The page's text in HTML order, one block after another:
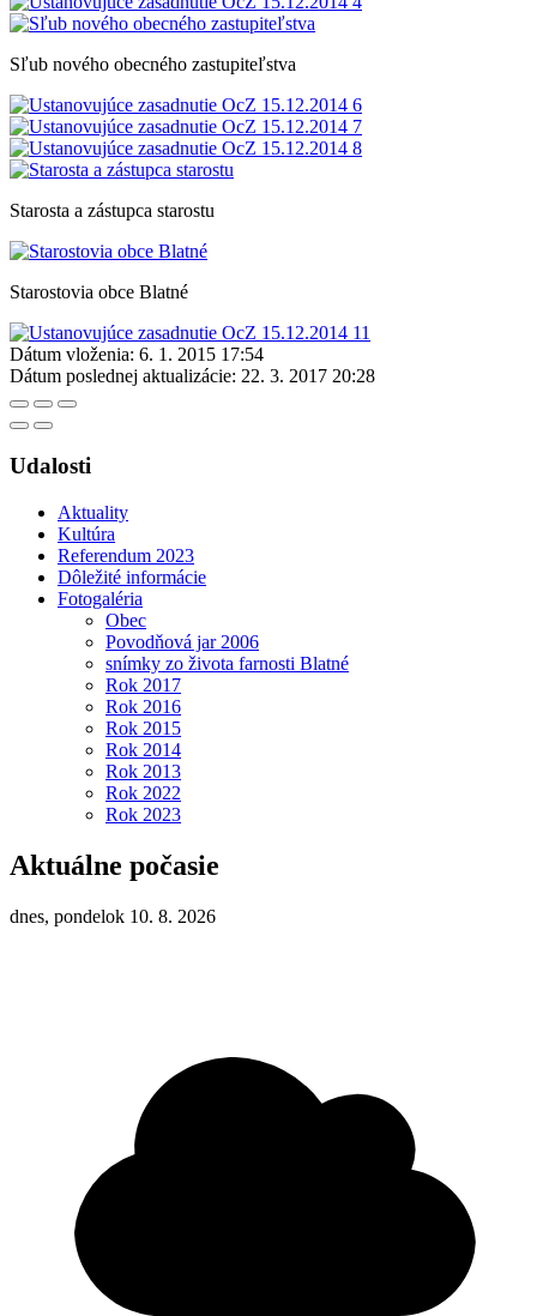
Sľub nového obecného zastupiteľstva
Starosta a zástupca starostu
Starostovia obce Blatné
Dátum vloženia: 6. 1. 2015 17:54
Dátum poslednej aktualizácie: 22. 3. 2017 20:28
Udalosti
Aktuality
Kultúra
Referendum 2023
Dôležité informácie
Fotogaléria
Obec
Povodňová jar 2006
snímky zo života farnosti Blatné
Rok 2017
Rok 2016
Rok 2015
Rok 2014
Rok 2013
Rok 2022
Rok 2023
Aktuálne počasie
dnes, pondelok 10. 8. 2026